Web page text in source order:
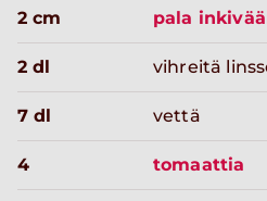
2 cm pala
2 dl vihreitä
7 dl vettä
4 tomaattia